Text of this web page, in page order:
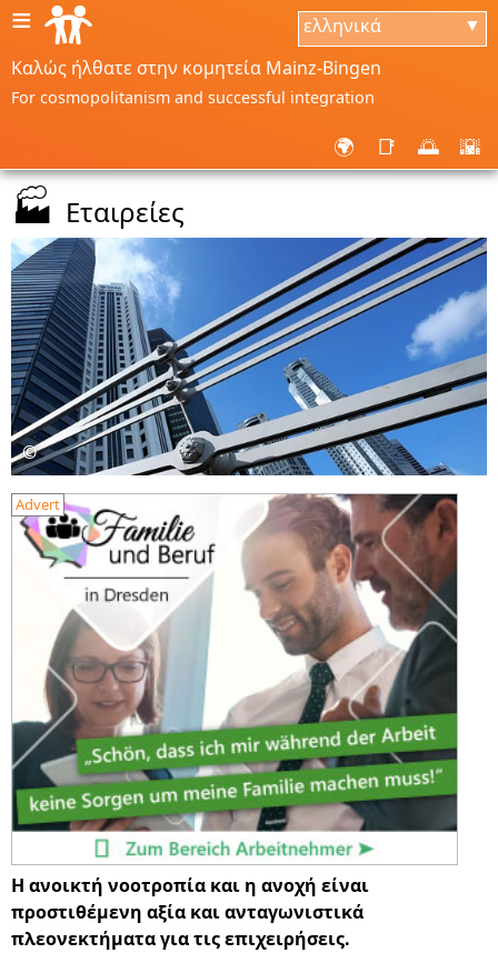
≡ ελληνικά ▼
Καλώς ήλθατε στην κομητεία Mainz-Bingen
For cosmopolitanism and successful integration
🌍 📑 🌅 🌇
🏭 Εταιρείες
©
Advert
Η ανοικτή νοοτροπία και η ανοχή είναι
προστιθέμενη αξία και ανταγωνιστικά
πλεονεκτήματα για τις επιχειρήσεις.